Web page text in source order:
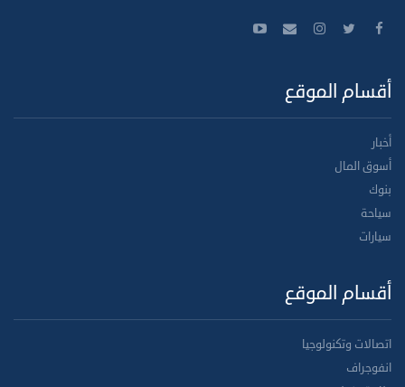
أقسام الموقع
أخبار
أسوق المال
بنوك
سياحة
سيارات
أقسام الموقع
اتصالات وتكنولوجيا
انفوجراف